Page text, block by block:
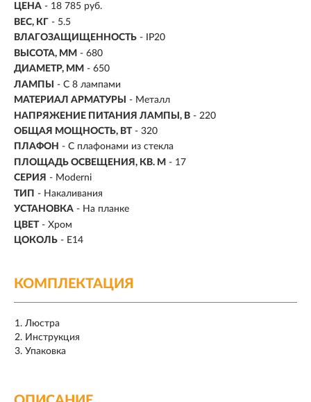
ЦЕНА - 18 785 руб.
ВЕС, КГ - 5.5
ВЛАГОЗАЩИЩЕННОСТЬ - IP20
ВЫСОТА, ММ - 680
ДИАМЕТР, ММ - 650
ЛАМПЫ
- С 8 лампами
МАТЕРИАЛ АРМАТУРЫ
- Металл
НАПРЯЖЕНИЕ ПИТАНИЯ ЛАМПЫ, В - 220
ОБЩАЯ МОЩНОСТЬ, ВТ - 320
ПЛАФОН - С плафонами из стекла
ПЛОЩАДЬ ОСВЕЩЕНИЯ, КВ. М - 17
СЕРИЯ - Moderni
ТИП - Накаливания
УСТАНОВКА - На планке
ЦВЕТ - Хром
ЦОКОЛЬ - E14
КОМПЛЕКТАЦИЯ
Люстра
Инструкция
Упаковка